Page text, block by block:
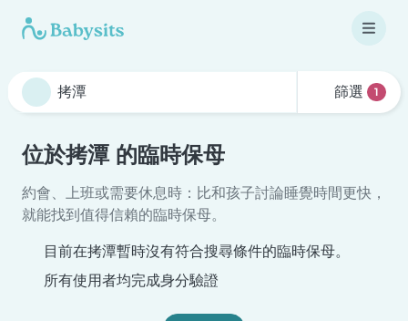
篩選 1
位於拷潭 的臨時保母
約會、上班或需要休息時：比和孩子討論睡覺時間更快，
就能找到值得信賴的臨時保母。
目前在拷潭暫時沒有符合搜尋條件的臨時保母。
所有使用者均完成身分驗證